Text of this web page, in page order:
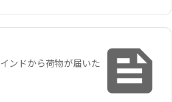

インドから荷物が届いた